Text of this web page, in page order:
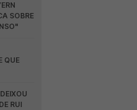
SOBRE
QUE
RUI